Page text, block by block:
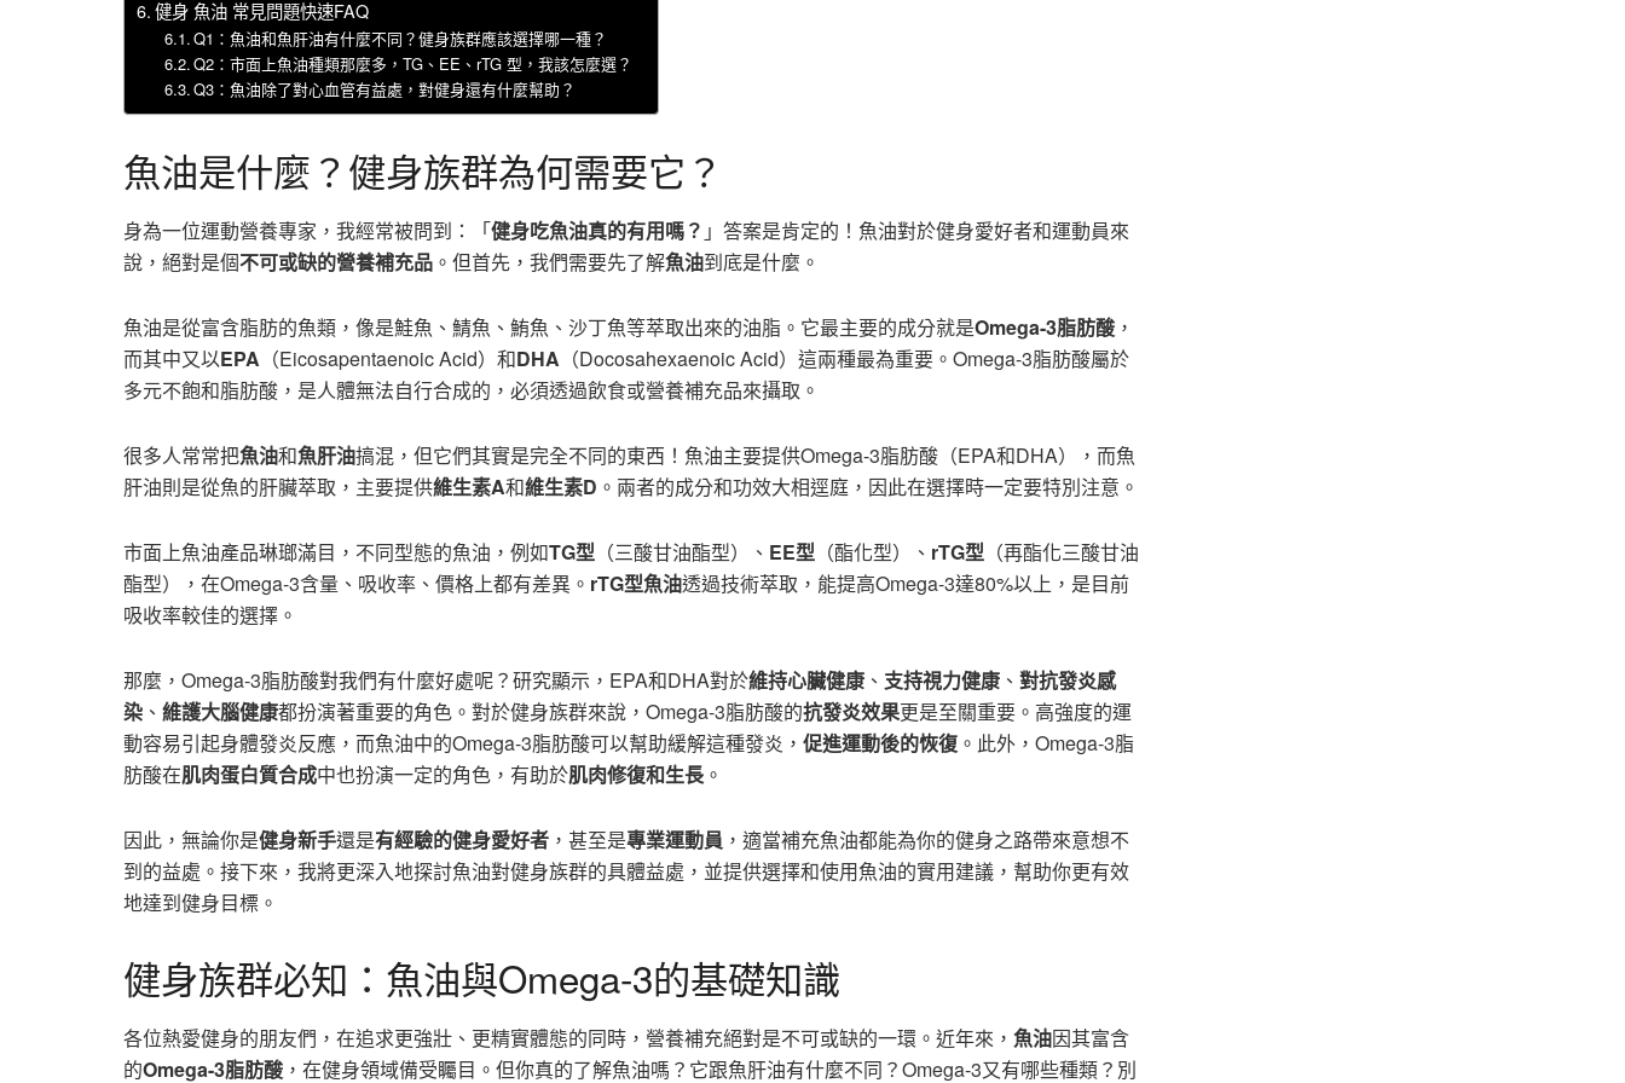
健身 魚油 常見問題快速FAQ
Q1：魚油和魚肝油有什麼不同？健身族群應該選擇哪一種？
Q2：市面上魚油種類那麼多，TG、EE、rTG 型，我該怎麼選？
Q3：魚油除了對心血管有益處，對健身還有什麼幫助？
魚油是什麼？健身族群為何需要它？
身為一位運動營養專家，我經常被問到：「健身吃魚油真的有用嗎？ 」答案是肯定的！魚油對於健身愛好者和運動員來
說，絕對是個不可或缺的營養補充品 。但首先，我們需要先了解魚油到底是什麼。
魚油是從富含脂肪的魚類，像是鮭魚、鯖魚、鮪魚、沙丁魚等萃取出來的油脂。它最主要的成分就是Omega-3脂肪酸 ，
而其中又以EPA （Eicosapentaenoic Acid）和DHA （Docosahexaenoic Acid）這兩種最為重要。Omega-3脂肪酸屬於
多元不飽和脂肪酸，是人體無法自行合成的，必須透過飲食或營養補充品來攝取。
很多人常常把魚油和魚肝油搞混，但它們其實是完全不同的東西！魚油主要提供Omega-3脂肪酸（EPA和DHA），而魚
肝油則是從魚的肝臟萃取，主要提供維生素A和維生素D 。兩者的成分和功效大相逕庭，因此在選擇時一定要特別注意。
市面上魚油產品琳瑯滿目，不同型態的魚油，例如TG型 （三酸甘油酯型）、 EE型 （酯化型）、 rTG型 （再酯化三酸甘油
酯型），在Omega-3含量、吸收率、價格上都有差異。 rTG型魚油透過技術萃取，能提高Omega-3達80%以上，是目前
吸收率較佳的選擇。
那麼，Omega-3脂肪酸對我們有什麼好處呢？研究顯示，EPA和DHA對於維持心臟健康 、 支持視力健康 、 對抗發炎感
染 、 維護大腦健康都扮演著重要的角色。對於健身族群來說，Omega-3脂肪酸的抗發炎效果更是至關重要。高強度的運
動容易引起身體發炎反應，而魚油中的Omega-3脂肪酸可以幫助緩解這種發炎， 促進運動後的恢復 。此外，Omega-3脂
肪酸在肌肉蛋白質合成中也扮演一定的角色，有助於肌肉修復和生長 。
因此，無論你是健身新手還是有經驗的健身愛好者 ，甚至是專業運動員 ，適當補充魚油都能為你的健身之路帶來意想不
到的益處。接下來，我將更深入地探討魚油對健身族群的具體益處，並提供選擇和使用魚油的實用建議，幫助你更有效
地達到健身目標。
健身族群必知：魚油與Omega-3的基礎知識
各位熱愛健身的朋友們，在追求更強壯、更精實體態的同時，營養補充絕對是不可或缺的一環。近年來， 魚油因其富含
的Omega-3脂肪酸 ，在健身領域備受矚目。但你真的了解魚油嗎？它跟魚肝油有什麼不同？Omega-3又有哪些種類？別